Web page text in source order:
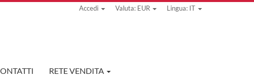
Lingua: IT
Valuta: EUR
Accedi
RETE VENDITA